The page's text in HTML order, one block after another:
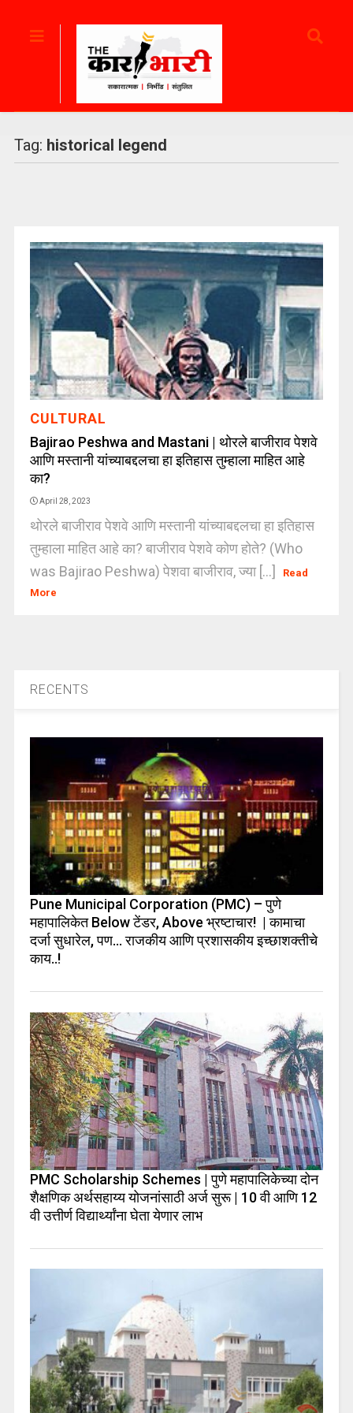
Tag: historical legend
CULTURAL
Bajirao Peshwa and Mastani | थोरले बाजीराव पेशवे
आणि मस्तानी यांच्याबद्दलचा हा इतिहास तुम्हाला माहित आहे
का?
April 28, 2023
थोरले बाजीराव पेशवे आणि मस्तानी यांच्याबद्दलचा हा इतिहास
तुम्हाला माहित आहे का? बाजीराव पेशवे कोण होते? (Who
was Bajirao Peshwa) पेशवा बाजीराव, ज्या [...]
Read
More
RECENTS
Pune Municipal Corporation (PMC) – पुणे
महापालिकेत Below टेंडर, Above भ्रष्टाचार! | कामाचा
दर्जा सुधारेल, पण… राजकीय आणि प्रशासकीय इच्छाशक्तीचे
काय..!
PMC Scholarship Schemes | पुणे महापालिकेच्या दोन
शैक्षणिक अर्थसहाय्य योजनांसाठी अर्ज सुरू | 10 वी आणि 12
वी उत्तीर्ण विद्यार्थ्यांना घेता येणार लाभ